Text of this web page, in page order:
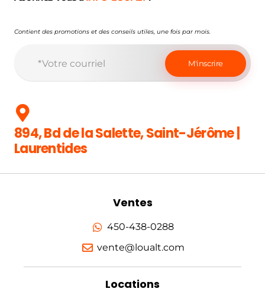
Contient des promotions et des conseils utiles, une fois par mois.
894, Bd de la Salette, Saint-Jérôme |
Laurentides
Ventes
450-438-0288
vente@loualt.com
Locations